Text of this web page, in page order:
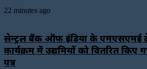
22 minutes ago
सेन्ट्रल बैंक ऑफ इंडिया के एमएसएमई
कार्यक्रम में उद्यमियों को वितरित
पत्र